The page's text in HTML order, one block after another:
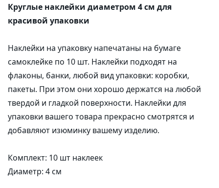
Для губ
Антиполюшн - защита в городе
Со-Эмульгаторы
Гелеобразователи
Экстракты
Жидкие экстракты (ВСГ)
СО2 экстракты
Кислоты
Регуляторы кислотности
УФ-защита
УФ-фильтры
Дезодоранты
Формы пластиковые для шоколада
Корзинки из шпона
Наполнитель
Наклейки
Вакуумные флаконы
Тубы для косметики
Стеклянная тара
Различная тара
Ангелочки
Новый Год и зима
Сердца
Тачки
Альгинатные маски
Круглые наклейки диаметром 4 см для
красивой упаковки
Наклейки на упаковку напечатаны на бумаге
самоклейке по 10 шт. Наклейки подходят на
флаконы, банки, любой вид упаковки: коробки,
пакеты. При этом они хорошо держатся на любой
твердой и гладкой поверхности. Наклейки для
упаковки вашего товара прекрасно смотрятся и
добавляют изюминку вашему изделию.
Комплект: 10 шт наклеек
Диаметр: 4 см